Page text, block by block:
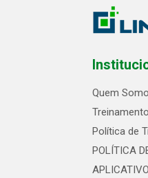
Quem
Política de
POLÍTICA